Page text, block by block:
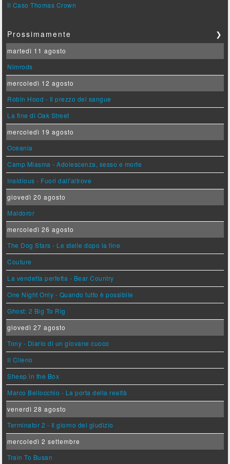
Il Caso Thomas Crown
Prossimamente ❯
martedì 11 agosto
Nimrods
mercoledì 12 agosto
Robin Hood - Il prezzo del sangue
La fine di Oak Street
mercoledì 19 agosto
Oceania
Camp Miasma - Adolescenza, sesso e morte
Insidious - Fuori dall'altrove
giovedì 20 agosto
Maldoror
mercoledì 26 agosto
The Dog Stars - Le stelle dopo la fine
Couture
La vendetta perfetta - Bear Country
One Night Only - Quando tutto è possibile
Ghost: 2 Big To Rig
giovedì 27 agosto
Tony - Diario di un giovane cuoco
Il Cileno
Sheep in the Box
Marco Bellocchio - La porta della realtà
venerdì 28 agosto
Terminator 2 - Il giorno del giudizio
mercoledì 2 settembre
Train To Busan